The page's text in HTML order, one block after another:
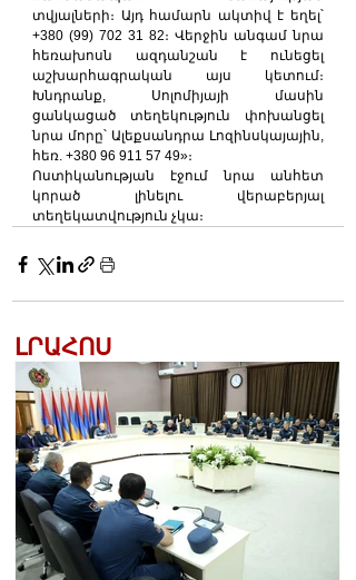
տվյալների։ Այդ համարն ակտիվ է եղել՝
+380 (99) 702 31 82։ Վերջին անգամ նրա
հեռախոսն ազդանշան է ունեցել
աշխարհագրական այս կետում։
Խնդրանք, Սոլոմիյայի մասին
ցանկացած տեղեկություն փոխանցել
նրա մորը՝ Ալեքսանդրա Լոզինսկայային,
հեռ. +380 96 911 57 49»։
Ոստիկանության էջում նրա անհետ
կորած լինելու վերաբերյալ
տեղեկատվություն չկա։
ԼՐԱՀՈՍ